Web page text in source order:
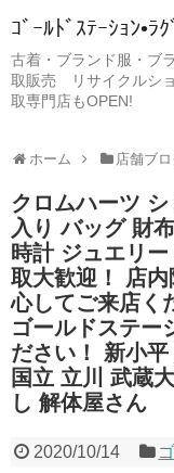
ｺﾞｰﾙﾄﾞｽﾃｰｼｮﾝ•
古着・ブランド服・ブ
取販売 リサイクルシ
取専門店もOPEN!
ホーム 店舗ブ
クロムハーツ
入り バッグ 財
時計 ジュエリ
取大歓迎！ 店
心してご来店く
ゴールドステー
ださい！ 新小
国立 立川 武蔵
し 解体屋さん
2020/10/14